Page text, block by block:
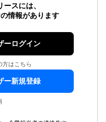
スには、
情報があります
ーログイン
方はこちら
ー新規登録